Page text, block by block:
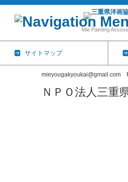
Mie Painting
サイトマップ
mieyougakyoukai@gmail.com
ＮＰＯ法人三重